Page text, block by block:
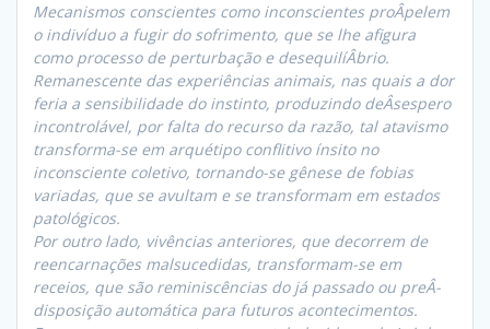
Mecanismos conscientes como inconscientes proÂ­pelem
o indivíduo a fugir do sofrimento, que se lhe afigura
como processo de perturbação e desequilíÂ­brio.
Remanescente das experiências animais, nas quais a dor
feria a sensibilidade do instinto, produzindo deÂ­sespero
incontrolável, por falta do recurso da razão, tal atavismo
transforma-se em arquétipo conflitivo ínsito no
inconsciente coletivo, tornando-se gênese de fobias
variadas, que se avultam e se transformam em estados
patológicos.
Por outro lado, vivências anteriores, que decorrem de
reencarnações malsucedidas, transformam-se em
receios, que são reminiscências do já passado ou preÂ­
disposição automática para futuros acontecimentos.